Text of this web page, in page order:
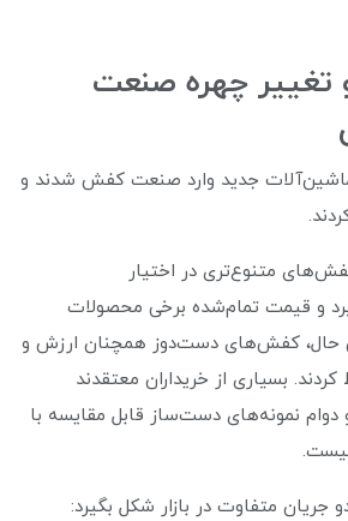
تغییر چهره صنعت
ماشین‌آلات جدید وارد صنعت کفش شدند و
متنوع‌تری در اختیار
و قیمت تمام‌شده برخی محصولات
حال، کفش‌های دست‌دوز همچنان ارزش و
بسیاری از خریداران معتقدند
نمونه‌های دست‌ساز قابل مقایسه با
متفاوت در بازار شکل بگیرد: